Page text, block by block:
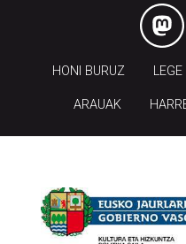
HONI BURUZ
ARAUAK